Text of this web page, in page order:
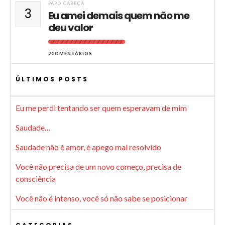
3
PAPO CABEÇA
Eu amei demais quem não me
deu valor
2COMENTÁRIOS
ÚLTIMOS POSTS
Eu me perdi tentando ser quem esperavam de mim
Saudade…
Saudade não é amor, é apego mal resolvido
Você não precisa de um novo começo, precisa de
consciência
Você não é intenso, você só não sabe se posicionar